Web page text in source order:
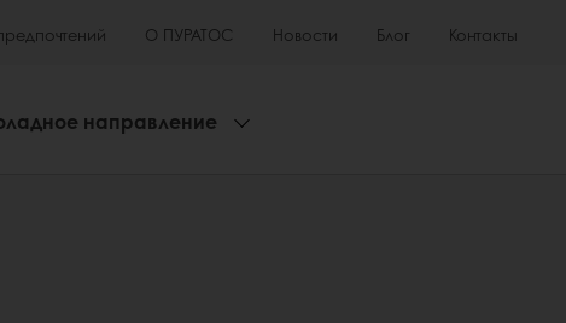
О ПУРАТОС Новости Блог Контакты
направление